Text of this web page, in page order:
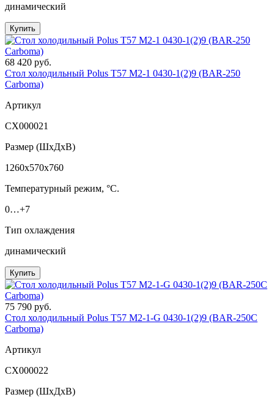
динамический
Купить
68 420 руб.
Стол холодильный Polus T57 M2-1 0430-1(2)9 (BAR-250
Сarboma)
Артикул
СХ000021
Размер (ШxДхВ)
1260x570x760
Температурный режим, °C.
0…+7
Тип охлаждения
динамический
Купить
75 790 руб.
Стол холодильный Polus T57 M2-1-G 0430-1(2)9 (BAR-250С
Сarboma)
Артикул
СХ000022
Размер (ШxДхВ)